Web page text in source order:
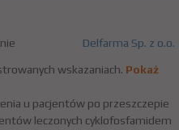
Delfarma Sp. z o.o.
wskazaniach. Pokaż
u pacjentów po przeszczepie
leczonych cyklofosfamidem